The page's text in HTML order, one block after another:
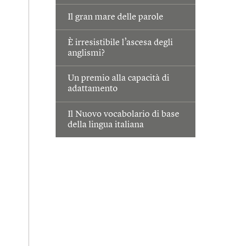
Il gran mare delle parole
È irresistibile l’ascesa degli
anglismi?
Un premio alla capacità di
adattamento
Il Nuovo vocabolario di base
della lingua italiana